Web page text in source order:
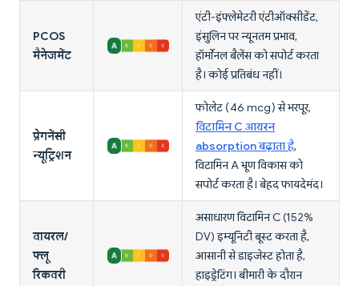
PCOS
मैनेजमेंट
एंटी-इंफ्लेमेटरी एंटीऑक्सीडेंट,
इंसुलिन पर न्यूनतम प्रभाव,
हॉर्मोनल बैलेंस को सपोर्ट करता
है। कोई प्रतिबंध नहीं।
प्रेगनेंसी
न्यूट्रिशन
फोलेट (46 mcg) से भरपूर,
विटामिन C आयरन
absorption बढ़ाता है,
विटामिन A भ्रूण विकास को
सपोर्ट करता है। बेहद फायदेमंद।
वायरल/
फ्लू
रिकवरी
असाधारण विटामिन C (152%
DV) इम्यूनिटी बूस्ट करता है,
आसानी से डाइजेस्ट होता है,
हाइड्रेटिंग। बीमारी के दौरान